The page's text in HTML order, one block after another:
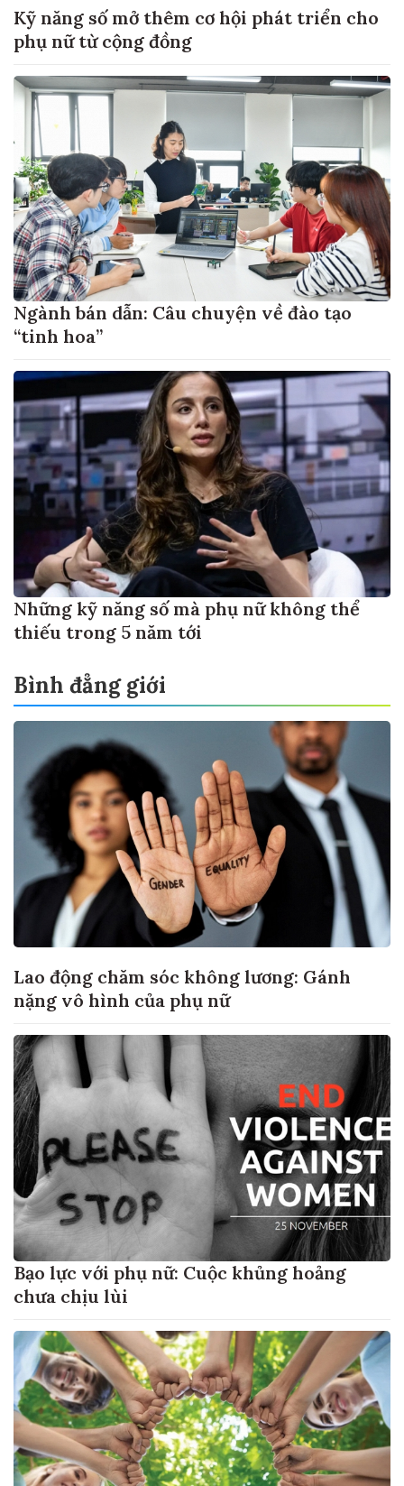
Kỹ năng số mở thêm cơ hội phát triển cho
phụ nữ từ cộng đồng
Ngành bán dẫn: Câu chuyện về đào tạo
“tinh hoa”
Những kỹ năng số mà phụ nữ không thể
thiếu trong 5 năm tới
Bình đẳng giới
Lao động chăm sóc không lương: Gánh
nặng vô hình của phụ nữ
Bạo lực với phụ nữ: Cuộc khủng hoảng
chưa chịu lùi